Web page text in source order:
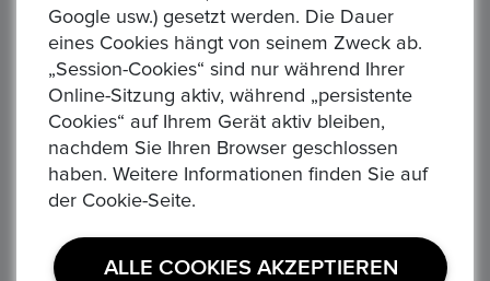
USA. American Silber Eagle 2002, 1 Dollar 1 Unze
FM-Frankfurt, Feinsilber: 31,1g
Startpreis :1,00 €
Alle Gebote:0
Google usw.) gesetzt werden. Die Dauer
eines Cookies hängt von seinem Zweck ab.
„Session-Cookies“ sind nur während Ihrer
Online-Sitzung aktiv, während „persistente
Cookies“ auf Ihrem Gerät aktiv bleiben,
nachdem Sie Ihren Browser geschlossen
haben. Weitere Informationen finden Sie auf
der Cookie-Seite.
ALLE COOKIES AKZEPTIEREN